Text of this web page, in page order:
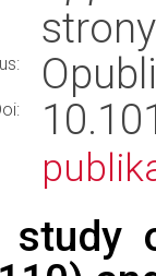
study